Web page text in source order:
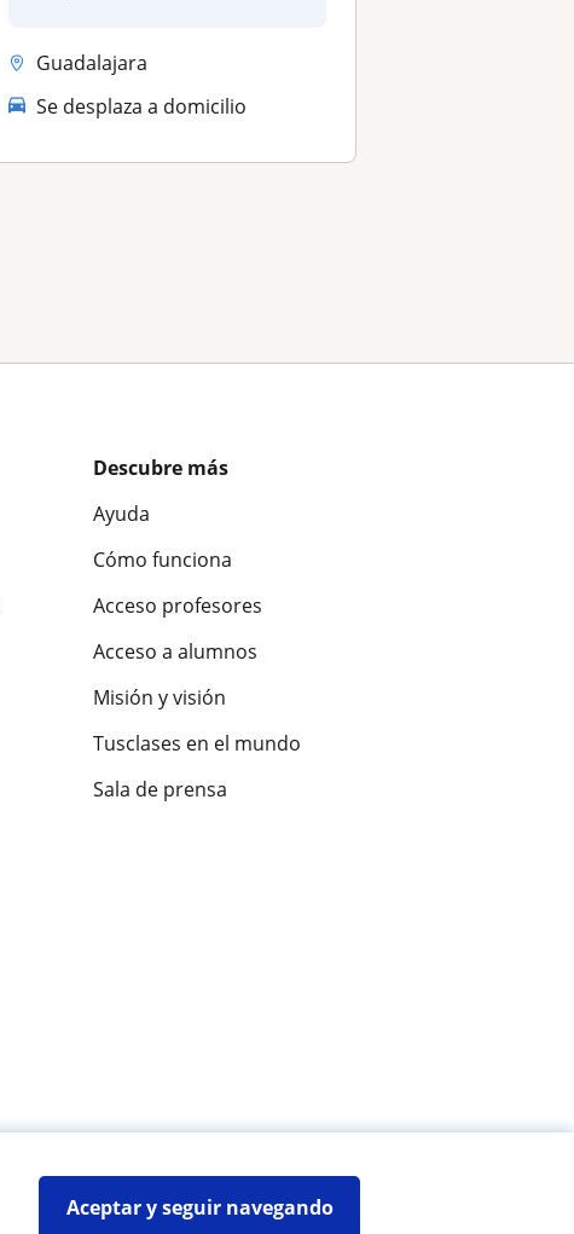
Aceptar y seguir navegando
Guadalajara
Se desplaza a domicilio
Descubre más
Ayuda
Cómo funciona
Acceso profesores
Acceso a alumnos
Misión y visión
Tusclases en el mundo
Sala de prensa
Mapa web:Profesores particulares